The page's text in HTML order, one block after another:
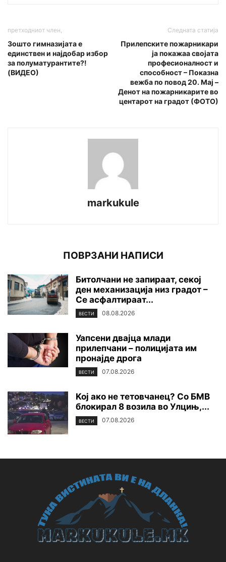
претходниот член,
Зошто гимназијата е
единствен и најдобар избор
за полуматурантите?!
(ВИДЕО)
Следната статија
Прилепските пожарникари
ја покажаа својата
професионалност и
способност – Показна
вежба по повод 20. Мај –
Денот на пожарникарите во
центарот на градот (ФОТО)
markukule
ПОВРЗАНИ НАПИСИ
Битолчани не запираат, секој
ден механизација низ градот –
Се асфалтираат...
ВЕСТИ 08.08.2026
Уапсени двајца млади
прилепчани – полицијата им
пронајде дpoга
ВЕСТИ 07.08.2026
Koj ако не тетовчанец? Со БМВ
блокирал 8 возила во Улцињ,...
ВЕСТИ 07.08.2026